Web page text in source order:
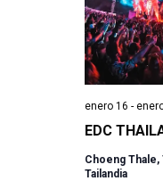
EDC
enero 16 -
Choeng Thale,
Tailandia